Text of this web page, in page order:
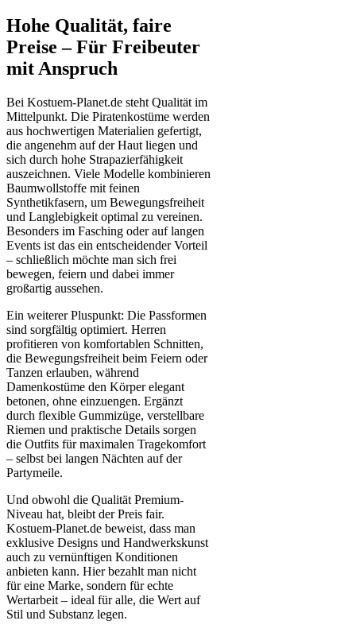
Hohe Qualität, faire
Preise – Für Freibeuter
mit Anspruch
Bei Kostuem-Planet.de steht Qualität im
Mittelpunkt. Die Piratenkostüme werden
aus hochwertigen Materialien gefertigt,
die angenehm auf der Haut liegen und
sich durch hohe Strapazierfähigkeit
auszeichnen. Viele Modelle kombinieren
Baumwollstoffe mit feinen
Synthetikfasern, um Bewegungsfreiheit
und Langlebigkeit optimal zu vereinen.
Besonders im Fasching oder auf langen
Events ist das ein entscheidender Vorteil
– schließlich möchte man sich frei
bewegen, feiern und dabei immer
großartig aussehen.
Ein weiterer Pluspunkt: Die Passformen
sind sorgfältig optimiert. Herren
profitieren von komfortablen Schnitten,
die Bewegungsfreiheit beim Feiern oder
Tanzen erlauben, während
Damenkostüme den Körper elegant
betonen, ohne einzuengen. Ergänzt
durch flexible Gummizüge, verstellbare
Riemen und praktische Details sorgen
die Outfits für maximalen Tragekomfort
– selbst bei langen Nächten auf der
Partymeile.
Und obwohl die Qualität Premium-
Niveau hat, bleibt der Preis fair.
Kostuem-Planet.de beweist, dass man
exklusive Designs und Handwerkskunst
auch zu vernünftigen Konditionen
anbieten kann. Hier bezahlt man nicht
für eine Marke, sondern für echte
Wertarbeit – ideal für alle, die Wert auf
Stil und Substanz legen.